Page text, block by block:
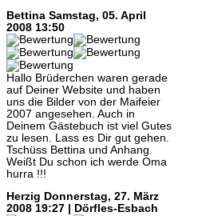
Bettina Samstag, 05. April
2008 13:50
Hallo Brüderchen waren gerade
auf Deiner Website und haben
uns die Bilder von der Maifeier
2007 angesehen. Auch in
Deinem Gästebuch ist viel Gutes
zu lesen. Lass es Dir gut gehen.
Tschüss Bettina und Anhang.
Weißt Du schon ich werde Oma
hurra !!!
Herzig Donnerstag, 27. März
2008 19:27 | Dörfles-Esbach